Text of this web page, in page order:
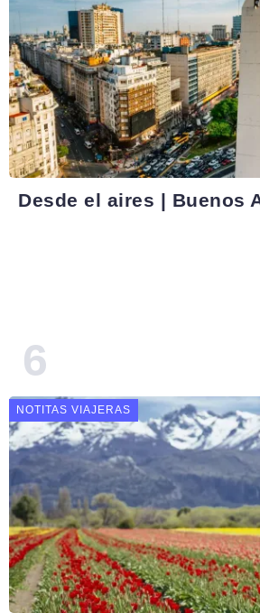
Desde el aires | Buenos
NOTITAS VIAJERAS